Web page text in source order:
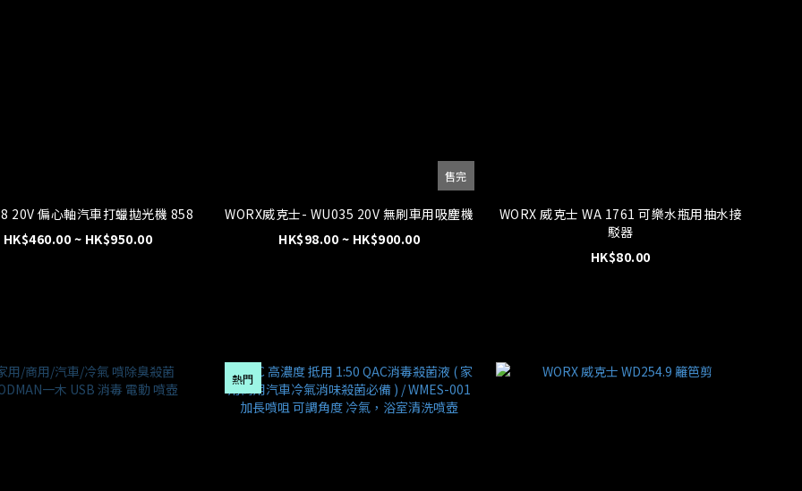
20V 偏心軸汽車打蠟拋光機 858
HK$460.00 ~ HK$950.00
售完
WORX威克士- WU035 20V 無刷車用吸塵機
HK$98.00 ~ HK$900.00
WORX 威克士 WA 1761 可樂水瓶用抽水接
駁器
HK$80.00
熱門